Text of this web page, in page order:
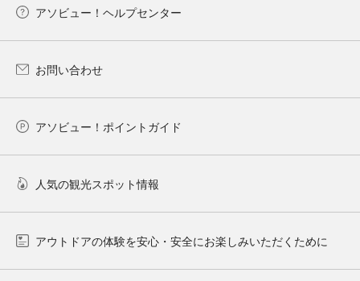
アソビュー！ヘルプセンター
お問い合わせ
アソビュー！ポイントガイド
人気の観光スポット情報
アウトドアの体験を安心・安全にお楽しみいただくために